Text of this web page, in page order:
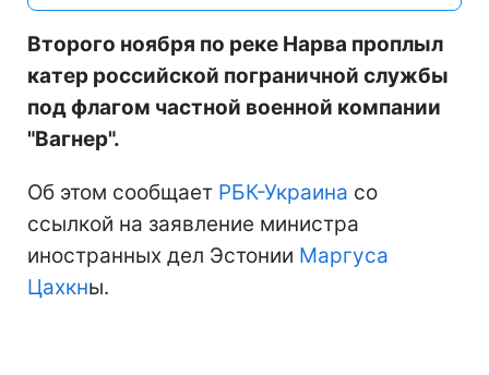
Второго ноября по реке Нарва проплыл
катер российской пограничной службы
под флагом частной военной компании
"Вагнер".
Об этом сообщает РБК-Украина со
ссылкой на заявление министра
иностранных дел Эстонии Маргуса
Цахкны.